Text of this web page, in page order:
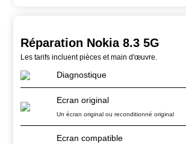
Réparation Nokia 8.3 5G
Les tarifs incluent pièces et main d'œuvre.
Diagnostique
Ecran original
Un écran original ou reconditionné original
Ecran compatible